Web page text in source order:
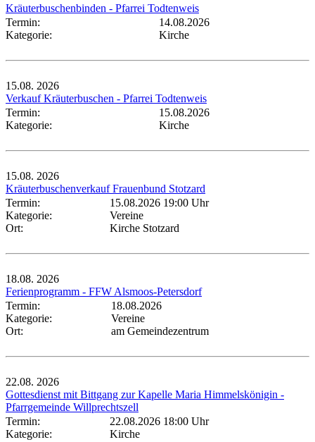
Kräuterbuschenbinden - Pfarrei Todtenweis
Termin:
14.08.2026
Kategorie:
Kirche
15.08. 2026
Verkauf Kräuterbuschen - Pfarrei Todtenweis
Termin:
15.08.2026
Kategorie:
Kirche
15.08. 2026
Kräuterbuschenverkauf Frauenbund Stotzard
Termin:
15.08.2026 19:00 Uhr
Kategorie:
Vereine
Ort:
Kirche Stotzard
18.08. 2026
Ferienprogramm - FFW Alsmoos-Petersdorf
Termin:
18.08.2026
Kategorie:
Vereine
Ort:
am Gemeindezentrum
22.08. 2026
Gottesdienst mit Bittgang zur Kapelle Maria Himmelskönigin -
Pfarrgemeinde Willprechtszell
Termin:
22.08.2026 18:00 Uhr
Kategorie:
Kirche